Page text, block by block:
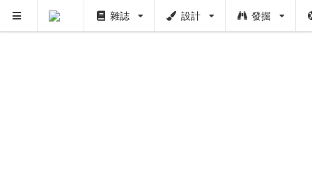
雜誌 設計 發掘